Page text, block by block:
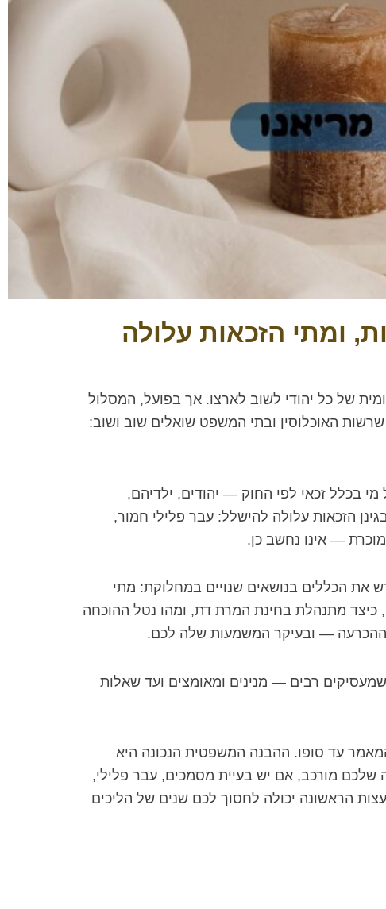
ומתי הזכאות עלולה
של כל יהודי לשוב לארצו. אך בפועל, המסלול
האוכלוסין ובתי המשפט שואלים שוב ושוב:
בכלל זכאי לפי החוק — יהודים, ילדיהם,
הזכאות עלולה להישלל: עבר פלילי חמור,
— אינו נחשב כן.
פסקי דין שניתנו בשנים 2024–2026 — אשר עיצבו מחדש את הכללים בנושאים שנויים במחלוקת: מתי
כיצד מתנהלת בחינת המרת דת, ומהו נטל ההוכחה
ההכרעה — ובעיקר המשמעות שלה לכם.
רבים — מנינים ומאומצים ועד שאלות
עד סופו. ההבנה המשפטית הנכונה היא
שלכם מורכב, אם יש בעיית מסמכים, עבר פלילי,
הראשונה יכולה לחסוך לכם שנים של הליכים